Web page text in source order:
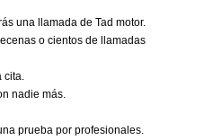
una llamada de Tad motor.
o cientos de llamadas
nadie más.
prueba por profesionales.